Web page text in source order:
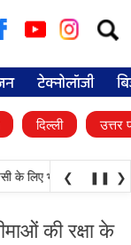
for:
टेक्नोलॉजी
दिल्ली उत्तर
के लिए भाजपा से
❮ ❚❚ ❯
की रक्षा के